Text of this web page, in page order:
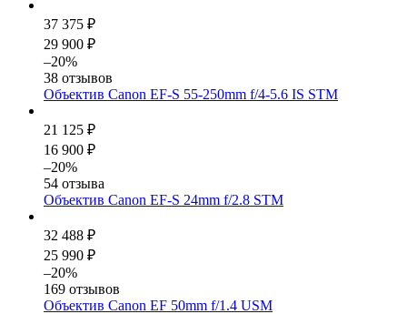
37 375 ₽
29 900 ₽
–20%
38 отзывов
Объектив Canon EF-S 55-250mm f/4-5.6 IS STM
21 125 ₽
16 900 ₽
–20%
54 отзыва
Объектив Canon EF-S 24mm f/2.8 STM
32 488 ₽
25 990 ₽
–20%
169 отзывов
Объектив Canon EF 50mm f/1.4 USM